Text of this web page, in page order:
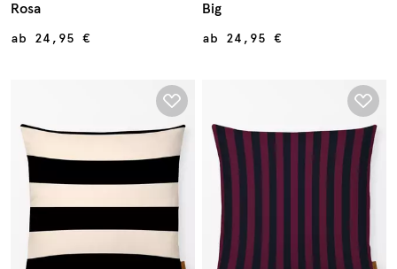
Rosa
ab 24,95 €
Big
ab 24,95 €